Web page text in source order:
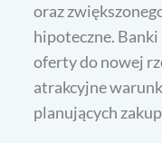
oraz
hipoteczne.
oferty do nowej
atrakcyjne
planujących